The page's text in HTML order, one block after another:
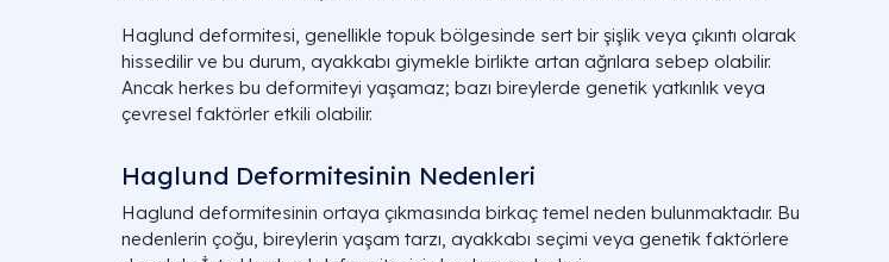
Haglund deformitesi, genellikle topuk bölgesinde sert bir şişlik veya çıkıntı olarak
hissedilir ve bu durum, ayakkabı giymekle birlikte artan ağrılara sebep olabilir.
Ancak herkes bu deformiteyi yaşamaz; bazı bireylerde genetik yatkınlık veya
çevresel faktörler etkili olabilir.
Haglund Deformitesinin Nedenleri
Haglund deformitesinin ortaya çıkmasında birkaç temel neden bulunmaktadır. Bu
nedenlerin çoğu, bireylerin yaşam tarzı, ayakkabı seçimi veya genetik faktörlere